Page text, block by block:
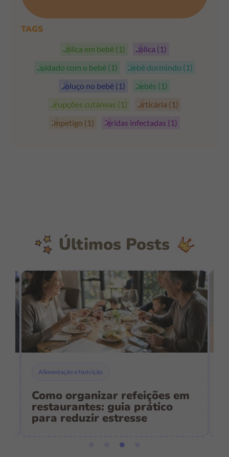
TAGS
cólica em bebê (1) cólica (1)
cuidado com o bebê (1) bebê dormindo (1)
soluço no bebê (1) bebês (1)
erupções cutáneas (1) urticária (1)
impetigo (1) feridas infectadas (1)
Últimos Posts
Alimentação e Nutrição
Como organizar refeições em
restaurantes: guia prático
para reduzir estresse